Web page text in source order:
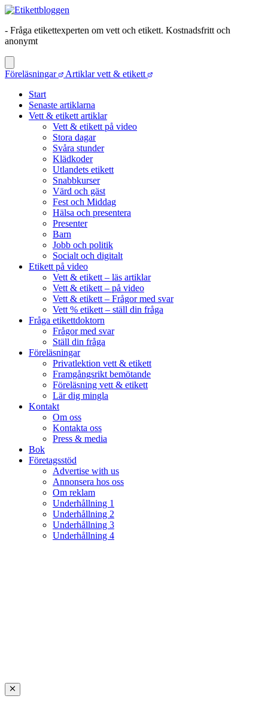
- Fråga etikettexperten om vett och etikett. Kostnadsfritt och
anonymt
Föreläsningar
Artiklar vett & etikett
Start
Senaste artiklarna
Vett & etikett artiklar
Vett & etikett på video
Stora dagar
Svåra stunder
Klädkoder
Utlandets etikett
Snabbkurser
Värd och gäst
Fest och Middag
Hälsa och presentera
Presenter
Barn
Jobb och politik
Socialt och digitalt
Etikett på video
Vett & etikett – läs artiklar
Vett & etikett – på video
Vett & etikett – Frågor med svar
Vett % etikett – ställ din fråga
Fråga etikettdoktorn
Frågor med svar
Ställ din fråga
Föreläsningar
Privatlektion vett & etikett
Framgångsrikt bemötande
Föreläsning vett & etikett
Lär dig mingla
Kontakt
Om oss
Kontakta oss
Press & media
Bok
Företagsstöd
Advertise with us
Annonsera hos oss
Om reklam
Underhållning 1
Underhållning 2
Underhållning 3
Underhållning 4